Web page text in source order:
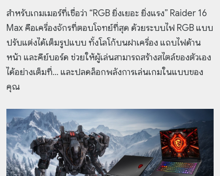
สำหรับเกมเมอร์ที่เชื่อว่า “RGB ยิ่งเยอะ ยิ่งแรง” Raider 16
Max คือเครื่องจักรที่ตอบโจทย์ที่สุด ด้วยระบบไฟ RGB แบบ
ปรับแต่งได้เต็มรูปแบบ ทั้งโลโก้บนฝาเครื่อง แถบไฟด้าน
หน้า และคีย์บอร์ด ช่วยให้ผู้เล่นสามารถสร้างสไตล์ของตัวเอง
ได้อย่างเต็มที่… และปลดล็อกพลังการเล่นเกมในแบบของ
คุณ